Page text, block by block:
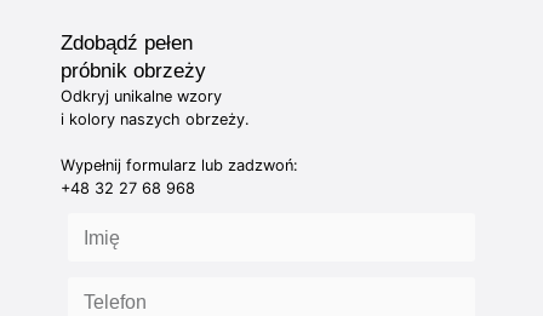
Zdobądź pełen
próbnik obrzeży
Odkryj unikalne wzory
i kolory naszych obrzeży.
Wypełnij formularz lub zadzwoń:
+48 32 27 68 968